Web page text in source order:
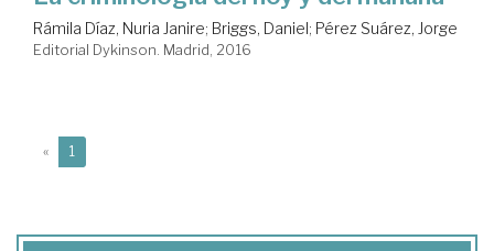
Rámila Díaz, Nuria Janire; Briggs, Daniel; Pérez Suárez, Jorge
Editorial Dykinson. Madrid, 2016
« 1